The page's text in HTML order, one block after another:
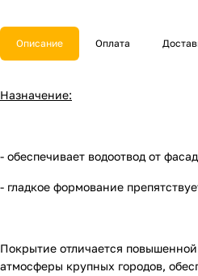
Описание Оплата
Назначение:
- обеспечивает водоотвод от
- гладкое формование
Покрытие отличается
атмосферы крупных городов,